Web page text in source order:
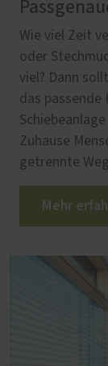
Wie viel Zeit
oder
viel? Dann
das passende
Zuhause
getrennte
Mehr